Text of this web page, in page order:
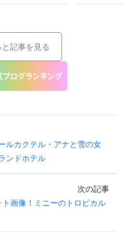
と記事を見る
ルカクテル・アナと雪の女
ンドホテル
次の記事
画像！ミニーのトロピカル